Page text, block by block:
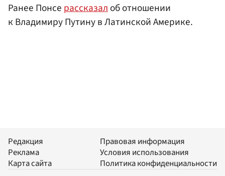
Ранее Понсе рассказалоб отношении
к Владимиру Путину в Латинской Америке.
Редакция
Реклама
Карта сайта
Правовая информация
Условия использования
Политика конфиденциальности